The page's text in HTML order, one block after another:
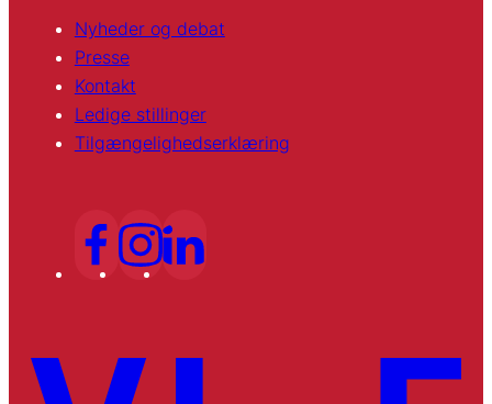
Nyheder og debat
Presse
Kontakt
Ledige stillinger
Tilgængelighedserklæring